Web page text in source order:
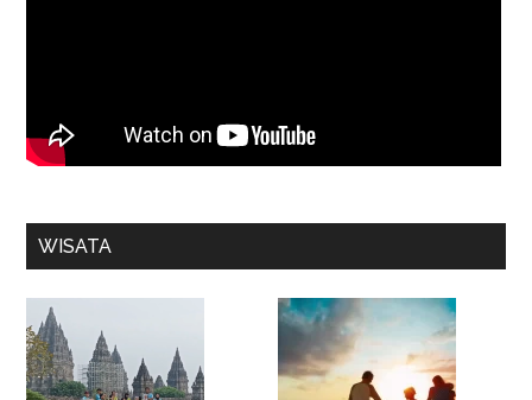
WISATA